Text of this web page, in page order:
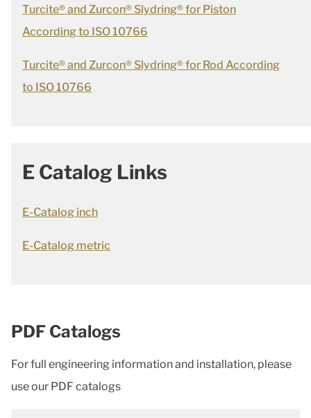
Turcite® and Zurcon® Slydring® for Piston
According to ISO 10766
Turcite® and Zurcon® Slydring® for Rod According
to ISO 10766
E Catalog Links
E-Catalog inch
E-Catalog metric
PDF Catalogs
For full engineering information and installation, please
use our PDF catalogs